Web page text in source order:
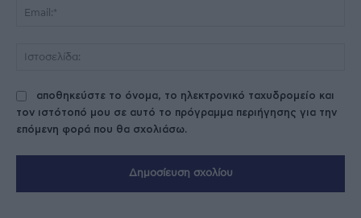
αποθηκεύστε το όνομα, το ηλεκτρονικό ταχυδρομείο και
τον ιστότοπό μου σε αυτό το πρόγραμμα περιήγησης για την
επόμενη φορά που θα σχολιάσω.